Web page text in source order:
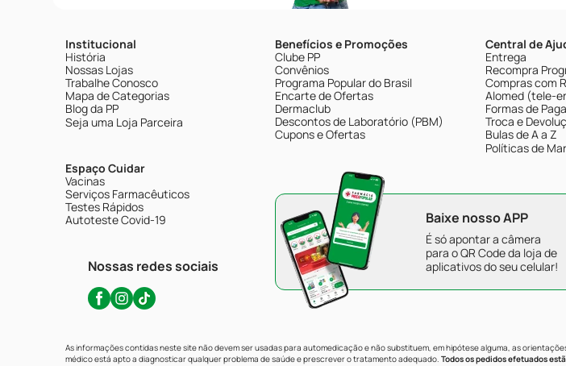
Institucional
História
Nossas Lojas
Trabalhe Conosco
Mapa de Categorias
Blog da PP
Seja uma Loja Parceira
Espaço Cuidar
Vacinas
Serviços Farmacêuticos
Testes Rápidos
Autoteste Covid-19
Nossas redes sociais
Benefícios e Promoções
Clube PP
Convênios
Programa Popular do Brasil
Encarte de Ofertas
Dermaclub
Descontos de Laboratório (PBM)
Cupons e Ofertas
Central de
Entrega
Recompra
Compras com
Alomed (tele-
Formas de
Troca e
Bulas de A a Z
Políticas de
Baixe nosso APP
É só apontar a câmera
para o QR Code da loja de
aplicativos do seu celular!
As informações contidas neste site não devem ser usadas para automedicação e não substituem, em hipótese alguma, as
médico está apto a diagnosticar qualquer problema de saúde e prescrever o tratamento adequado. Todos os pedidos efetuados